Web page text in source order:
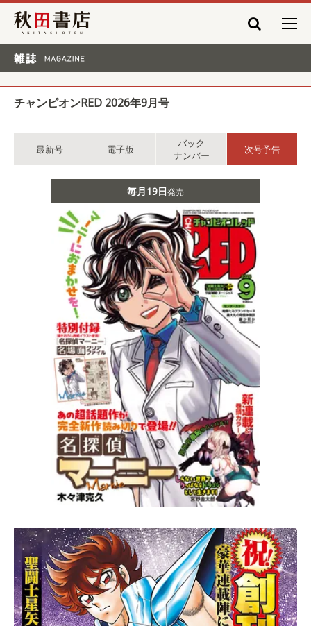
秋田書店
チャンピオンRED 2026年9月号
最新号 電子版
バック
ナンバー
次号予告
毎月19日発売